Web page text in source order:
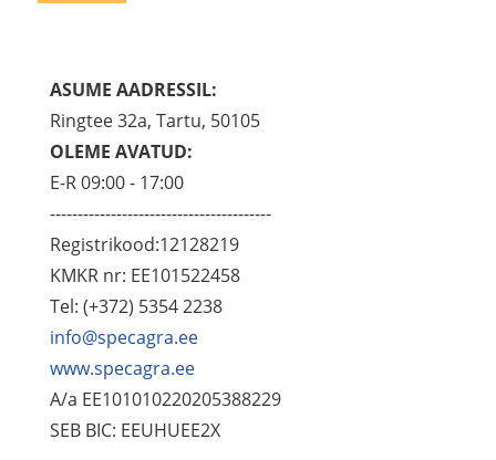
ASUME AADRESSIL:
Ringtee 32a, Tartu, 50105
OLEME AVATUD:
E-R 09:00 - 17:00
----------------------------------------
Registrikood:12128219
KMKR nr: EE101522458
Tel: (+372) 5354 2238
info@specagra.ee
www.specagra.ee
A/a EE101010220205388229
SEB BIC: EEUHUEE2X